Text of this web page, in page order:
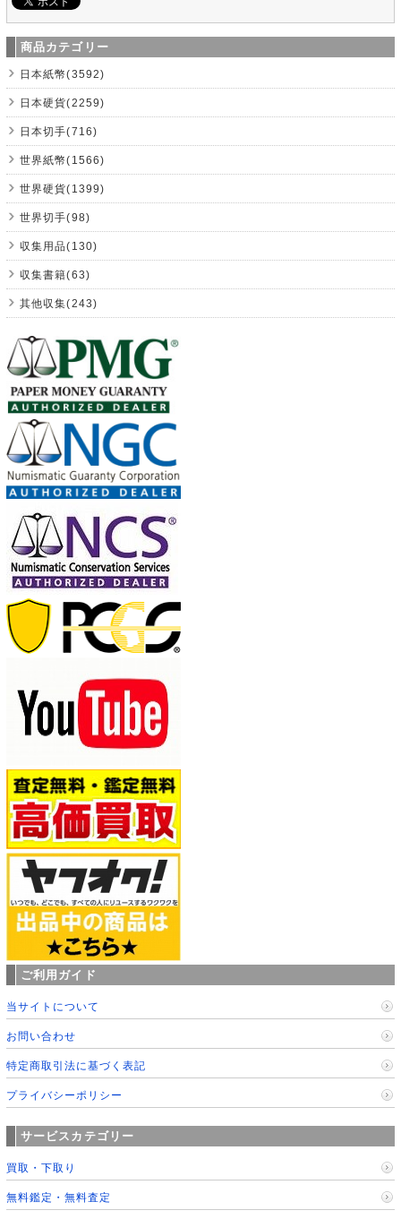
商品カテゴリー
日本紙幣(3592)
日本硬貨(2259)
日本切手(716)
世界紙幣(1566)
世界硬貨(1399)
世界切手(98)
収集用品(130)
収集書籍(63)
其他収集(243)
ご利用ガイド
当サイトについて
お問い合わせ
特定商取引法に基づく表記
プライバシーポリシー
サービスカテゴリー
買取・下取り
無料鑑定・無料査定